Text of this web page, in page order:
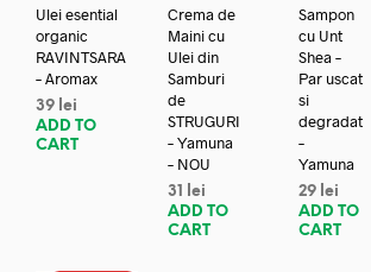
Ulei esential
organic
RAVINTSARA
– Aromax
39 lei
ADD TO
CART
Crema de
Maini cu
Ulei din
Samburi
de
STRUGURI
– Yamuna
– NOU
31
lei
ADD TO
CART
Sampon
cu Unt
Shea –
Par uscat
si
degradat
–
Yamuna
29 lei
ADD TO
CART